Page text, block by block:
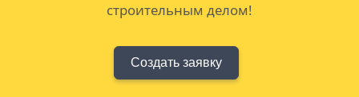
строительным делом!
Создать заявку